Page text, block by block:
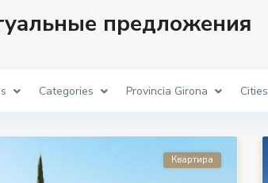
предложения
Categories Provincia Girona Cities
Квартира